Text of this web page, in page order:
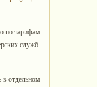
по тарифам
служб.
в отдельном